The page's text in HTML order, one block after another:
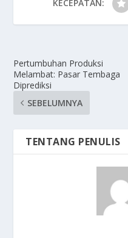
KECEPATAN:
Pertumbuhan Produksi
Melambat: Pasar Tembaga
Diprediksi
SEBELUMNYA
TENTANG PENULIS